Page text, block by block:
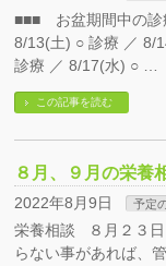
■■■ お盆期間中
8/13(土) ○ 診療 ／ 8/
診療 ／ 8/17(水) ○ …
この記事を読む
８月、９月の栄養
2022年8月9日 予定
栄養相談 ８月２３日
らない事があれば、